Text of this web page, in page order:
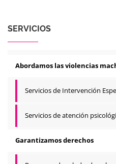
SERVICIOS
Abordamos las violencias
Servicios de Intervención
Servicios de atención
Garantizamos derechos